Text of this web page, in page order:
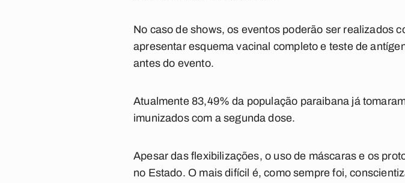
No caso de shows, os eventos poderão ser realizados
apresentar esquema vacinal completo e teste de
antes do evento.
Atualmente 83,49% da população paraibana já
imunizados com a segunda dose.
Apesar das flexibilizações, o uso de máscaras e os
no Estado. O mais difícil é, como sempre foi,